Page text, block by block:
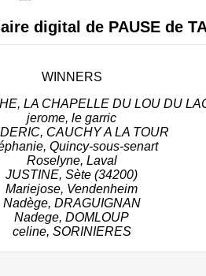
digital de PAUSE de
WINNERS
LA CHAPELLE DU LOU DU
jerome, le garric
CAUCHY A LA TOUR
Quincy-sous-senart
Roselyne, Laval
JUSTINE, Sète (34200)
Mariejose, Vendenheim
Nadège, DRAGUIGNAN
Nadege, DOMLOUP
celine, SORINIERES